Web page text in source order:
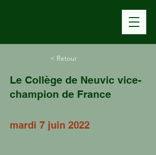
< Retour
Le Collège de Neuvic vice-
champion de France
mardi 7 juin 2022